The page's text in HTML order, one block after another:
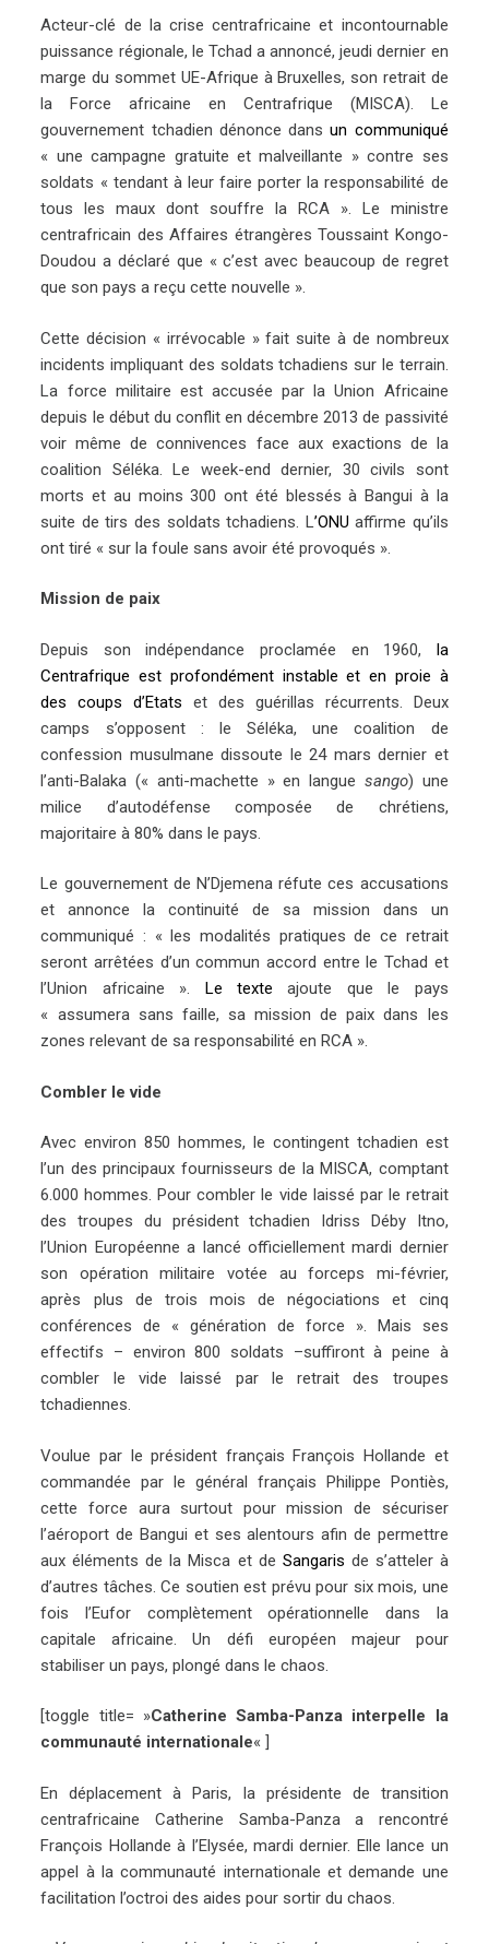
Acteur-clé de la crise centrafricaine et incontournable
puissance régionale, le Tchad a annoncé, jeudi dernier en
marge du sommet UE-Afrique à Bruxelles, son retrait de
la Force africaine en Centrafrique (MISCA). Le
gouvernement tchadien dénonce dansun communiqué
« une campagne gratuite et malveillante » contre ses
soldats « tendant à leur faire porter la responsabilité de
tous les maux dont souffre la RCA ». Le ministre
centrafricain des Affaires étrangères Toussaint Kongo-
Doudou a déclaré que « c’est avec beaucoup de regret
que son pays a reçu cette nouvelle ».
Cette décision « irrévocable » fait suite à de nombreux
incidents impliquant des soldats tchadiens sur le terrain.
La force militaire est accusée par la Union Africaine
depuis le début du conflit en décembre 2013 de passivité
voir même de connivences face aux exactions de la
coalition Séléka. Le week-end dernier, 30 civils sont
morts et au moins 300 ont été blessés à Bangui à la
suite de tirs des soldats tchadiens. L ’ONU affirme qu’ils
ont tiré « sur la foule sans avoir été provoqués ».
Mission de paix
Depuis son indépendance proclamée en 1960, la
Centrafrique est profondément instable et en proie à
des coups d’Etats et des guérillas récurrents. Deux
camps s’opposent : le Séléka, une coalition de
confession musulmane dissoute le 24 mars dernier et
l’anti-Balaka (« anti-machette » en langue sango) une
milice d’autodéfense composée de chrétiens,
majoritaire à 80% dans le pays.
Le gouvernement de N’Djemena réfute ces accusations
et annonce la continuité de sa mission dans un
communiqué : « les modalités pratiques de ce retrait
seront arrêtées d’un commun accord entre le Tchad et
l’Union africaine ». Le texte ajoute que le pays
« assumera sans faille, sa mission de paix dans les
zones relevant de sa responsabilité en RCA ».
Combler le vide
Avec environ 850 hommes, le contingent tchadien est
l’un des principaux fournisseurs de la MISCA, comptant
6.000 hommes. Pour combler le vide laissé par le retrait
des troupes du président tchadien Idriss Déby Itno,
l’Union Européenne a lancé officiellement mardi dernier
son opération militaire votée au forceps
mi-février,
après plus de trois mois de négociations et cinq
conférences de « génération de force ». Mais ses
effectifs – environ 800 soldats –suffiront à peine à
combler le vide laissé par le retrait des troupes
tchadiennes.
Voulue par le président français François Hollande et
commandée par le général français Philippe Pontiès,
cette force aura surtout pour mission de sécuriser
l’aéroport de Bangui et ses alentours afin de permettre
aux éléments de la Misca et de Sangaris de s’atteler à
d’autres tâches. Ce soutien est prévu pour six mois, une
fois l’Eufor complètement opérationnelle dans la
capitale africaine. Un défi européen majeur pour
stabiliser un pays, plongé dans le chaos.
[toggle title= »Catherine Samba-Panza interpelle la
communauté internationale« ]
En déplacement à Paris, la présidente de transition
centrafricaine Catherine Samba-Panza a rencontré
François Hollande à l’Elysée, mardi dernier. Elle lance un
appel à la communauté internationale et demande une
facilitation l’octroi des aides pour sortir du chaos.